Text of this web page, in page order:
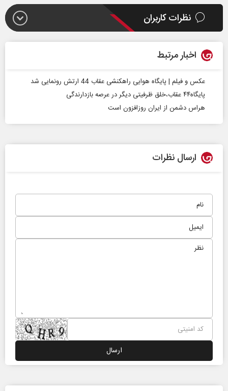
نظرات کاربران
اخبار مرتبط
عکس و فیلم | پایگاه هوایی راهکنشی عقاب 44 ارتش رونمایی شد
پایگاه۴۴ عقاب،خلق ظرفیتی دیگر در عرصه بازدارندگی
هراس دشمن از ایران روزافزون است
ارسال نظرات